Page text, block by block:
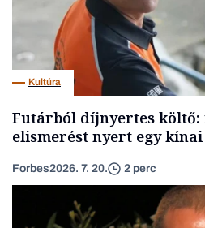
Kultúra
Futárból díjnyertes
elismerést nyert egy
Forbes2026. 7. 20. 2 perc